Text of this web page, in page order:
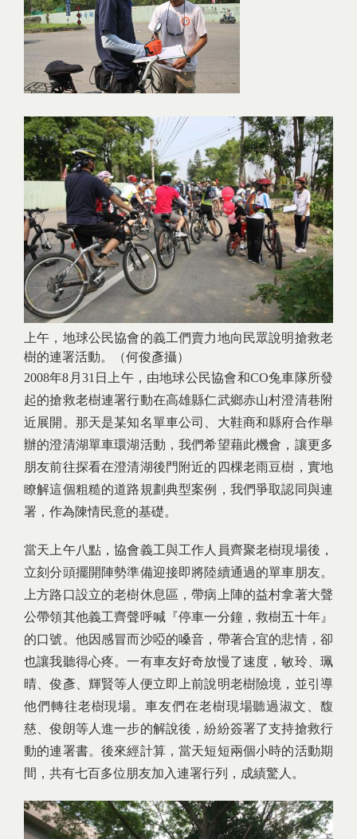
上午，地球公民協會的義工們賣力地向民眾說明搶救老
樹的連署活動。（何俊彥攝）
2008年8月31日上午，由地球公民協會和CO兔車隊所發
起的搶救老樹連署行動在高雄縣仁武鄉赤山村澄清巷附
近展開。那天是某知名單車公司、大鞋商和縣府合作舉
辦的澄清湖單車環湖活動，我們希望藉此機會，讓更多
朋友前往探看在澄清湖後門附近的四棵老雨豆樹，實地
瞭解這個粗糙的道路規劃典型案例，我們爭取認同與連
署，作為陳情民意的基礎。
當天上午八點，協會義工與工作人員齊聚老樹現場後，
立刻分頭擺開陣勢準備迎接即將陸續通過的單車朋友。
上方路口設立的老樹休息區，帶病上陣的益村拿著大聲
公帶領其他義工齊聲呼喊『停車一分鐘，救樹五十年』
的口號。他因感冒而沙啞的嗓音，帶著合宜的悲情，卻
也讓我聽得心疼。一有車友好奇放慢了速度，敏玲、珮
晴、俊彥、輝賢等人便立即上前說明老樹險境，並引導
他們轉往老樹現場。車友們在老樹現場聽過淑文、馥
慈、俊朗等人進一步的解說後，紛紛簽署了支持搶救行
動的連署書。後來經計算，當天短短兩個小時的活動期
間，共有七百多位朋友加入連署行列，成績驚人。